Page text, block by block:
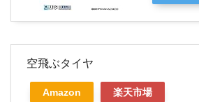
空飛ぶタイヤ
Amazon 楽天市場